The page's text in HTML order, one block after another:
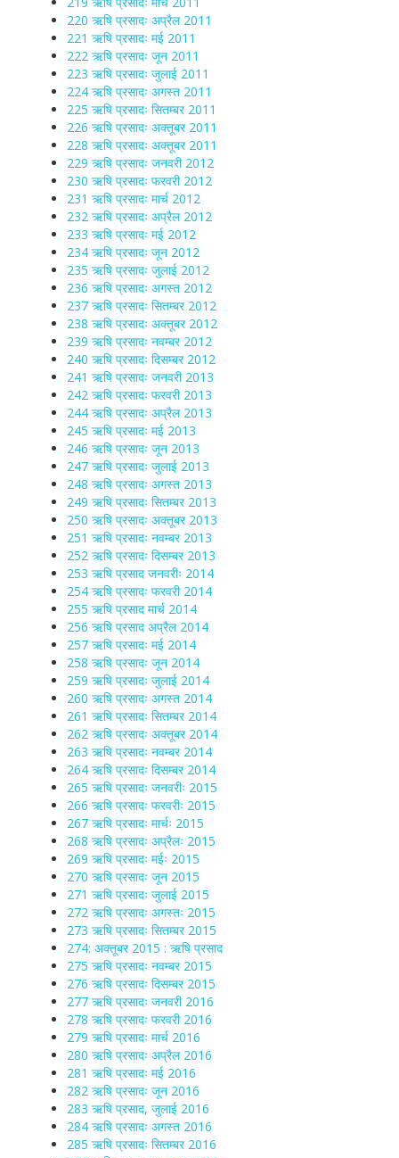
220 ऋषि प्रसादः अप्रैल 2011
221 ऋषि प्रसादः मई 2011
222 ऋषि प्रसादः जून 2011
223 ऋषि प्रसादः जुलाई 2011
224 ऋषि प्रसादः अगस्त 2011
225 ऋषि प्रसादः सितम्बर 2011
226 ऋषि प्रसादः अक्तूबर 2011
228 ऋषि प्रसादः अक्तूबर 2011
229 ऋषि प्रसादः जनवरी 2012
230 ऋषि प्रसादः फरवरी 2012
231 ऋषि प्रसादः मार्च 2012
232 ऋषि प्रसादः अप्रैल 2012
233 ऋषि प्रसादः मई 2012
234 ऋषि प्रसादः जून 2012
235 ऋषि प्रसादः जुलाई 2012
236 ऋषि प्रसादः अगस्त 2012
237 ऋषि प्रसादः सितम्बर 2012
238 ऋषि प्रसादः अक्तूबर 2012
239 ऋषि प्रसादः नवम्बर 2012
240 ऋषि प्रसादः दिसम्बर 2012
241 ऋषि प्रसादः जनवरी 2013
242 ऋषि प्रसादः फरवरी 2013
244 ऋषि प्रसादः अप्रैल 2013
245 ऋषि प्रसादः मई 2013
246 ऋषि प्रसादः जून 2013
247 ऋषि प्रसादः जुलाई 2013
248 ऋषि प्रसादः अगस्त 2013
249 ऋषि प्रसादः सितम्बर 2013
250 ऋषि प्रसादः अक्तूबर 2013
251 ऋषि प्रसादः नवम्बर 2013
252 ऋषि प्रसादः दिसम्बर 2013
253 ऋषि प्रसाद जनवरीः 2014
254 ऋषि प्रसादः फरवरी 2014
255 ऋषि प्रसाद मार्च 2014
256 ऋषि प्रसाद अप्रैल 2014
257 ऋषि प्रसादः मई 2014
258 ऋषि प्रसादः जून 2014
259 ऋषि प्रसादः जुलाई 2014
260 ऋषि प्रसादः अगस्त 2014
261 ऋषि प्रसादः सितम्बर 2014
262 ऋषि प्रसादः अक्तूबर 2014
263 ऋषि प्रसादः नवम्बर 2014
264 ऋषि प्रसादः दिसम्बर 2014
265 ऋषि प्रसादः जनवरीः 2015
266 ऋषि प्रसादः फरवरीः 2015
267 ऋषि प्रसादः मार्चः 2015
268 ऋषि प्रसादः अप्रैलः 2015
269 ऋषि प्रसादः मईः 2015
270 ऋषि प्रसादः जून 2015
271 ऋषि प्रसादः जुलाई 2015
272 ऋषि प्रसादः अगस्तः 2015
273 ऋषि प्रसादः सितम्बर 2015
274: अक्तूबर 2015 : ऋषि प्रसाद
275 ऋषि प्रसादः नवम्बर 2015
276 ऋषि प्रसादः दिसम्बर 2015
277 ऋषि प्रसादः जनवरी 2016
278 ऋषि प्रसादः फरवरी 2016
279 ऋषि प्रसादः मार्च 2016
280 ऋषि प्रसादः अप्रैल 2016
281 ऋषि प्रसादः मई 2016
282 ऋषि प्रसादः जून 2016
283 ऋषि प्रसाद, जुलाई 2016
284 ऋषि प्रसादः अगस्त 2016
285 ऋषि प्रसादः सितम्बर 2016